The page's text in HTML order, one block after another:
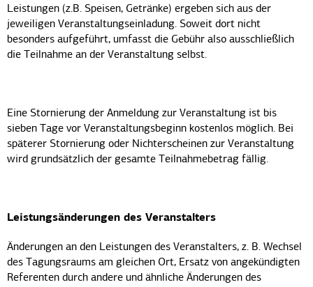
Leistungen (z.B. Speisen, Getränke) ergeben sich aus der
jeweiligen Veranstaltungseinladung. Soweit dort nicht
besonders aufgeführt, umfasst die Gebühr also ausschließlich
die Teilnahme an der Veranstaltung selbst.
Eine Stornierung der Anmeldung zur Veranstaltung ist bis
sieben Tage vor Veranstaltungsbeginn kostenlos möglich. Bei
späterer Stornierung oder Nichterscheinen zur Veranstaltung
wird grundsätzlich der gesamte Teilnahmebetrag fällig.
Leistungsänderungen des Veranstalters
Änderungen an den Leistungen des Veranstalters, z. B. Wechsel
des Tagungsraums am gleichen Ort, Ersatz von angekündigten
Referenten durch andere und ähnliche Änderungen des